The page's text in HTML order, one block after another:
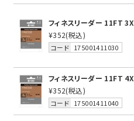
フィネスリーダー 11FT 3X
¥352(税込)
コード 175001411030
フィネスリーダー 11FT 4X
¥352(税込)
コード 175001411040